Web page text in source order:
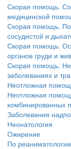
Скорая помощь.
медицинской
Скорая помощь.
сосудистой и
Скорая помощь.
органов груди и
Скорая помощь.
заболеваниях и
Неотложная
Неотложная
комбинированных
Заболевания
Неонатология
Ожирение
По реаниматологии